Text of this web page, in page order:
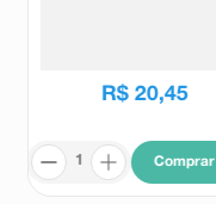
R$ 20,45
Comprar